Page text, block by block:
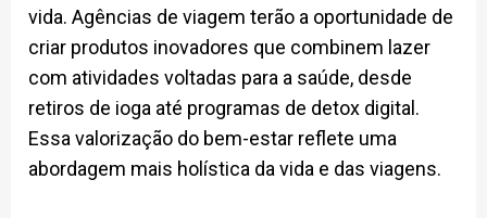
vida. Agências de viagem terão a oportunidade de
criar produtos inovadores que combinem lazer
com atividades voltadas para a saúde, desde
retiros de ioga até programas de detox digital.
Essa valorização do bem-estar reflete uma
abordagem mais holística da vida e das viagens.